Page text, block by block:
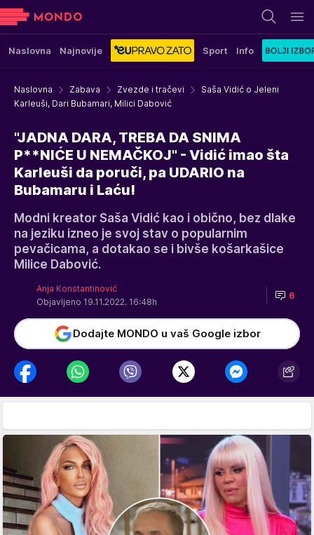
Naslovna Najnovije Sport Info
Naslovna Zabava Zvezde i tračevi
Saša Vidić o Jeleni
Karleuši, Dari Bubamari, Milici Dabović
"JADNA DARA, TREBA DA SNIMA
P**NIĆE U NEMAČKOJ" - Vidić imao šta
Karleuši da poruči, pa UDARIO na
Bubamaru i Laću!
Modni kreator Saša Vidić kao i obično, bez dlake
na jeziku izneo je svoj stav o popularnim
pevačicama, a dotakao se i bivše košarkašice
Milice Dabović.
Anja Konstantinović
Objavljeno 19.11.2022. 16:48h
6
Dodajte MONDO u vaš Google izbor